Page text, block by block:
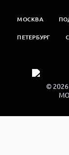
МОСКВА
ПЕТЕРБУРГ
© 2026